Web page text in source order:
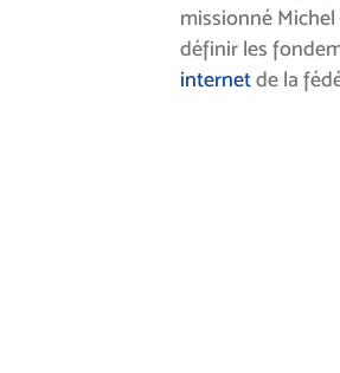
missionné Michel
définir les
internetde la